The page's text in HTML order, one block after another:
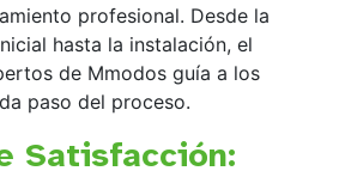
profesional. Desde la
hasta la instalación, el
de Mmodos guía a los
paso del proceso.
Satisfacción: